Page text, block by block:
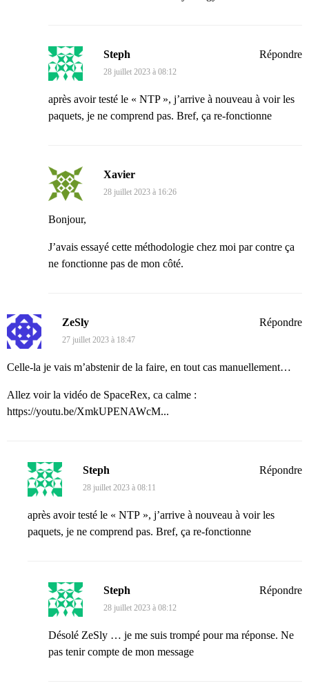
Steph
28 juillet 2023 à 08:12
après avoir testé le « NTP », j’arrive à nouveau à voir les
paquets, je ne comprend pas. Bref, ça re-fonctionne
Répondre
Xavier
28 juillet 2023 à 16:26
Bonjour,
J’avais essayé cette méthodologie chez moi par contre ça
ne fonctionne pas de mon côté.
ZeSly
27 juillet 2023 à 18:47
Celle-la je vais m’abstenir de la faire, en tout cas manuellement…
Allez voir la vidéo de SpaceRex, ca calme :
https://youtu.be/XmkUPENAWcM...
Répondre
Steph
28 juillet 2023 à 08:11
après avoir testé le « NTP », j’arrive à nouveau à voir les
paquets, je ne comprend pas. Bref, ça re-fonctionne
Répondre
Steph
28 juillet 2023 à 08:12
Désolé ZeSly … je me suis trompé pour ma réponse. Ne
pas tenir compte de mon message
Répondre